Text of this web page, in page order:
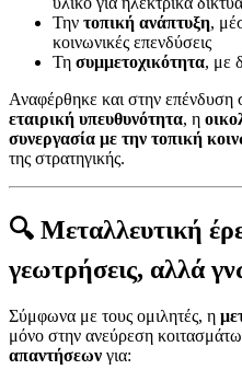
Την τοπική ανάπτυξη,
κοινωνικές επενδύσεις
Τη συμμετοχικότητα, με
Αναφέρθηκε και στην επένδυση
εταιρική υπευθυνότητα, η
συνεργασία με την τοπική
της στρατηγικής.
🔍 Μεταλλευτική
γεωτρήσεις, αλλά
Σύμφωνα με τους ομιλητές, η
μόνο στην ανεύρεση
απαντήσεων για: